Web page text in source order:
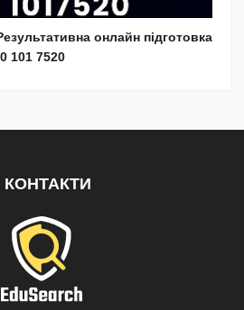
онлайн підготовка
101 7520
КОНТАКТИ